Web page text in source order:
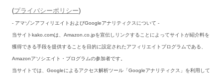
(プライバシーポリシー)
- アマゾンアフィリエイトおよびGoogleアナリティクスについて -
当サイトkako.comは、Amazon.co.jpを宣伝しリンクすることによってサイトが紹介料を
獲得できる手段を提供することを目的に設定されたアフィリエイトプログラムである、
Amazonアソシエイト・プログラムの参加者です。
当サイトでは、Googleによるアクセス解析ツール「Googleアナリティクス」を利用して